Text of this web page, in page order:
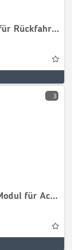
Komatsu 931.1 Display Monitor für Rückfahrkamera 5231782
3
Ponsse Bison Buffalo 0080044 Modul für Active Crane K90+M